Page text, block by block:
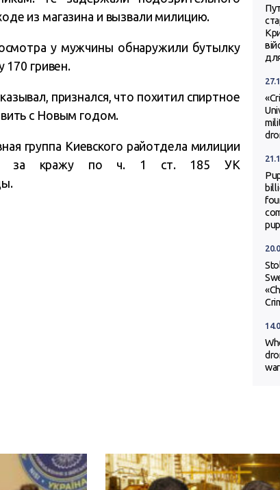
из магазина и вызвали милицию.
у мужчины обнаружили бутылку
гривен.
признался, что похитил спиртное
с Новым годом.
группа Киевского райотдела милиции
за кражу по ч. 1 ст. 185 УК